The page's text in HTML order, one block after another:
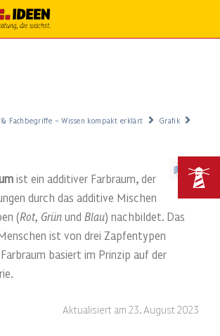
Fachbegriffe – Wissen kompakt erklärt
Grafik
ist ein additiver Farbraum, der
durch das additive Mischen
(Rot, Grünund Blau) nachbildet. Das
ist von drei Zapfentypen
basiert im Prinzip auf der
Aktualisiert am 23. August 2023